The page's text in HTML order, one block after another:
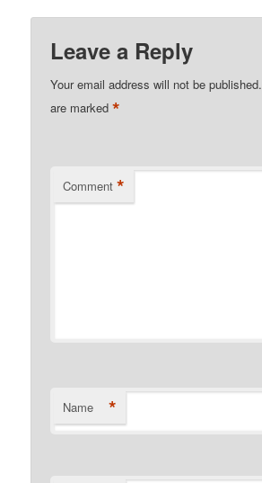
Leave a Reply
Your email address will not be published.
are marked*
Comment *
Name *